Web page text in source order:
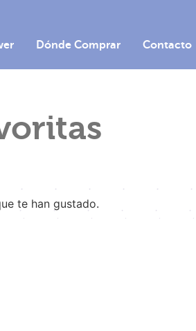
Dónde Comprar Contacto
te han gustado.